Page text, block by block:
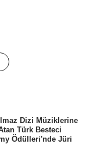
Dizi Müziklerine
Türk Besteci
Ödülleri'nde Jüri